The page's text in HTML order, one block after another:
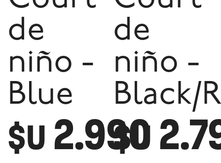
de
niño -
Blue
$U 2.990
de
niño -
Black/
$U